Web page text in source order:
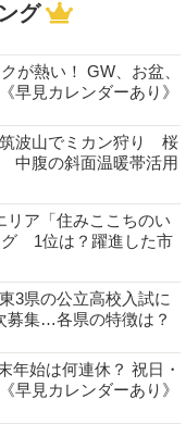
グ
が熱い！ GW、お盆、
早見カレンダーあり》
波山でミカン狩り 桜
中腹の斜面温暖帯活用
リア「住みここちのい
グ 1位は？躍進した市
3県の公立高校入試に
集…各県の特徴は？
年始は何連休？ 祝日・
早見カレンダーあり》